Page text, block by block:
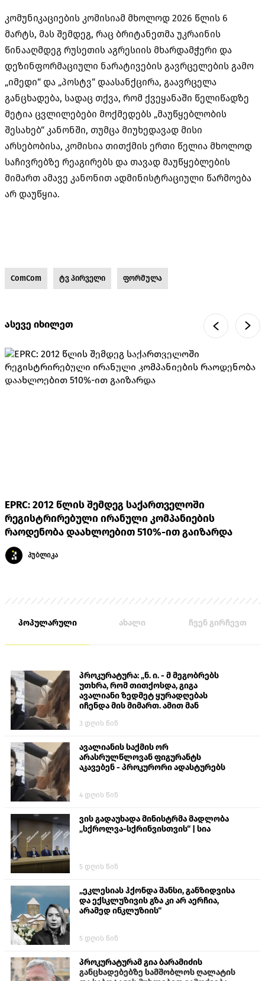
კომუნიკაციების კომისიამ მხოლოდ 2026 წლის 6
მარტს, მას შემდეგ, რაც ბრიტანეთმა უკრაინის
წინააღმდეგ რუსეთის აგრესიის მხარდამჭერი და
დეზინფორმაციული ნარატივების გავრცელების გამო
„იმედი“ და „პოსტვ“ დაასანქცირა, გაავრცელა
განცხადება, სადაც თქვა, რომ ქვეყანაში წელიწადზე
მეტია ცვლილებები მოქმედებს „მაუწყებლობის
შესახებ“ კანონში, თუმცა მიუხედავად მისი
არსებობისა, კომისია თითქმის ერთი წელია მხოლოდ
საჩივრებზე რეაგირებს და თავად მაუწყებლების
მიმართ ამავე კანონით ადმინისტრაციული წარმოება
არ დაუწყია.
ComCom ტვ პირველი ფორმულა
ასევე იხილეთ
EPRC: 2012 წლის შემდეგ საქართველოში
რეგისტრირებული ირანული კომპანიების
რაოდენობა დაახლოებით 510%-ით გაიზარდა
პუბლიკა
პოპულარული ახალი ჩვენ გირჩევთ
პროკურატურა: „ნ. ი. - მ მეგობრებს
უთხრა, რომ თითქოსდა, გიგა
ავალიანი ზედმეტ ყურადღებას
იჩენდა მის მიმართ. ამით მან
თავს დასხმოდა გიგა ავალიანს“
3 დღის წინ
ავალიანის საქმის ორ
არასრულწლოვან ფიგურანტს
აკავებენ - პროკურორი ადასტურებს
4 დღის წინ
ვის გადაუხადა მინისტრმა მადლობა
„სქროლვა-სქრინვისთვის“ | სია
5 დღის წინ
„ეკლესიას ჰქონდა შანსი, განზიდვისა
და ექსკლუზივის გზა კი არ აერჩია,
არამედ ინკლუზიის“
5 დღის წინ
პროკურატურამ გია ბარამიძის
განცხადებებზე სამშობლოს ღალატის